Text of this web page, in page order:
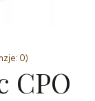
0)
CPO